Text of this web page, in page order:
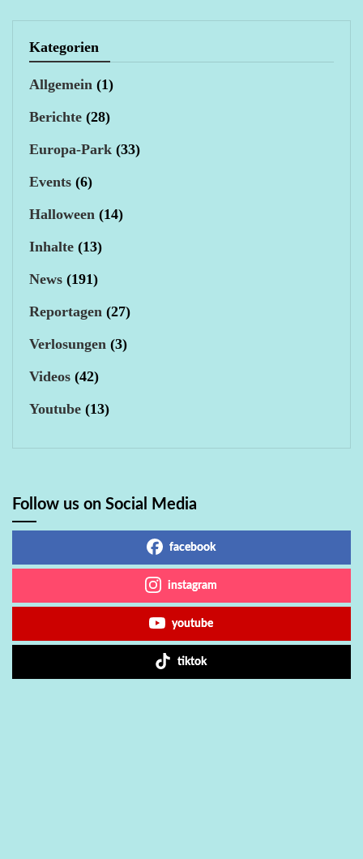
Kategorien
Allgemein (1)
Berichte (28)
Europa-Park (33)
Events (6)
Halloween (14)
Inhalte (13)
News (191)
Reportagen (27)
Verlosungen (3)
Videos (42)
Youtube (13)
Follow us on Social Media
facebook
instagram
youtube
tiktok